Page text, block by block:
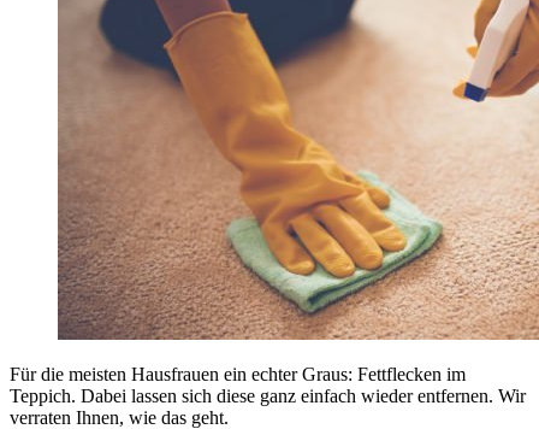
Für die meisten Hausfrauen ein echter Graus: Fettflecken im
Teppich. Dabei lassen sich diese ganz einfach wieder entfernen. Wir
verraten Ihnen, wie das geht.